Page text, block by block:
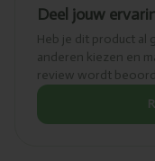
Deel jouw
Heb je dit product al
anderen kiezen en
review wordt